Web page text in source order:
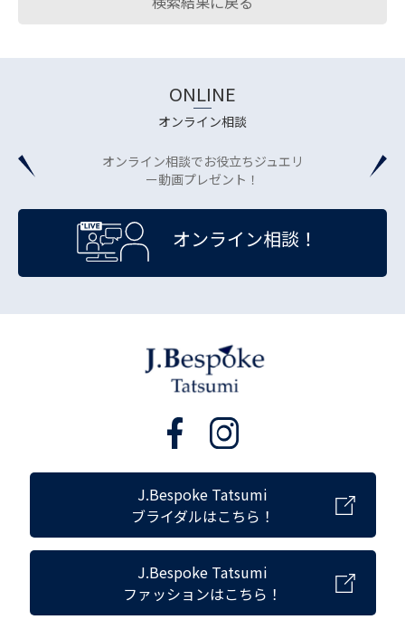
ONLINE
オンライン相談
オンライン相談でお役立ちジュエリ
ー動画プレゼント！
オンライン相談！
J.Bespoke Tatsumi
ブライダルはこちら！
J.Bespoke Tatsumi
ファッションはこちら！